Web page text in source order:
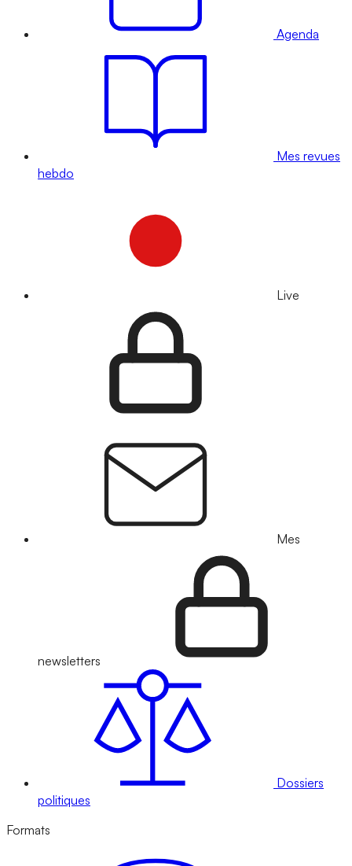
Agenda
Mes revues
hebdo
Live
Mes
newsletters
Dossiers
politiques
Formats